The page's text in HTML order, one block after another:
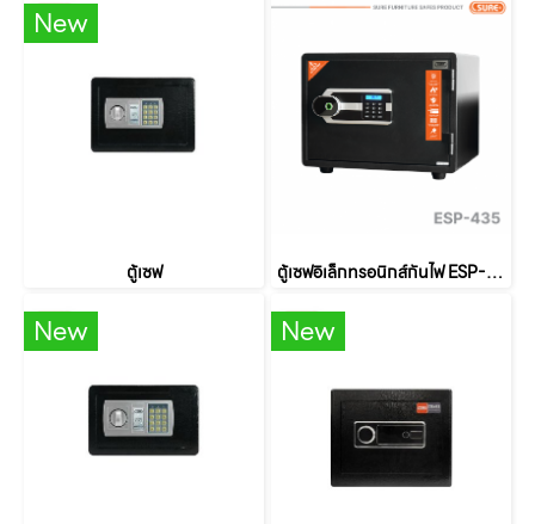
New
ตู้เซฟ ตู้เซฟอิเล็กทรอนิกส์กันไฟ ESP-435
New New